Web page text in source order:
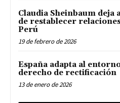
Claudia Sheinbaum deja
de restablecer
Perú
19 de febrero de 2026
España adapta al
derecho de rectificación
13 de enero de 2026